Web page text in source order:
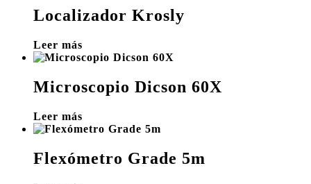
Localizador Krosly
Leer más
Microscopio Dicson 60X
Leer más
Flexómetro Grade 5m